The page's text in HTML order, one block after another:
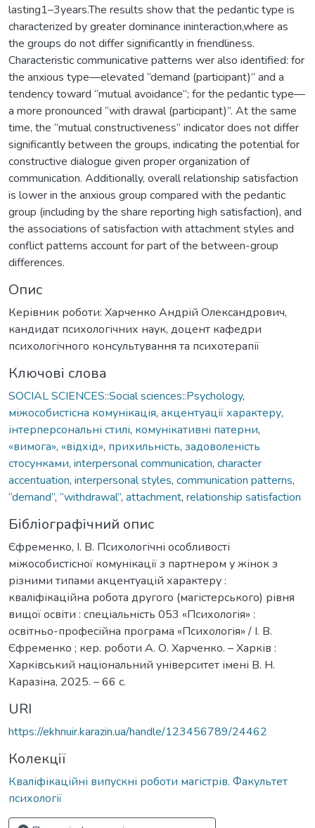
lasting1–3years.The results show that the pedantic type is
characterized by greater dominance ininteraction,where as
the groups do not differ significantly in friendliness.
Characteristic communicative patterns wer also identified: for
the anxious type—elevated “demand (participant)” and a
tendency toward “mutual avoidance”; for the pedantic type—
a more pronounced “with drawal (participant)”. At the same
time, the “mutual constructiveness” indicator does not differ
significantly between the groups, indicating the potential for
constructive dialogue given proper organization of
communication. Additionally, overall relationship satisfaction
is lower in the anxious group compared with the pedantic
group (including by the share reporting high satisfaction), and
the associations of satisfaction with attachment styles and
conflict patterns account for part of the between-group
differences.
Опис
Керівник роботи: Харченко Андрій Олександрович,
кандидат психологічних наук, доцент кафедри
психологічного консультування та психотерапії
Ключові слова
SOCIAL SCIENCES::Social sciences::Psychology,
міжособистісна комунікація, акцентуації характеру,
інтерперсональні стилі, комунікативні патерни,
«вимога», «відхід», прихильність, задоволеність
стосунками, interpersonal communication, character
accentuation, interpersonal styles, communication patterns,
“demand”, “withdrawal”, attachment, relationship satisfaction
Бібліографічний опис
Єфременко, І. В. Психологічні особливості
міжособистісної комунікації з партнером у жінок з
різними типами акцентуацій характеру :
кваліфікаційна робота другого (магістерського) рівня
вищої освіти : спеціальність 053 «Психологія» :
освітньо-професійна програма «Психологія» / І. В.
Єфременко ; кер. роботи А. О. Харченко. – Харків :
Харківський національний університет імені В. Н.
Каразіна, 2025. – 66 с.
URI
https://ekhnuir.karazin.ua/handle/123456789/24462
Колекції
Кваліфікаційні випускні роботи магістрів. Факультет
психології